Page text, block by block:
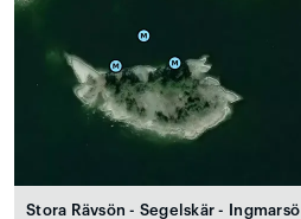
Stora Rävsön - Segelskär - Ingmarsö